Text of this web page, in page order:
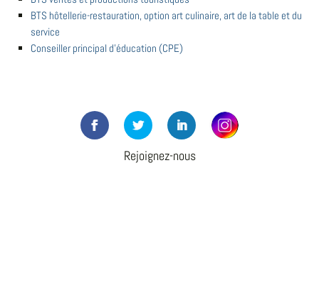
BTS hôtellerie-restauration, option art culinaire, art de la table et du
service
Conseiller principal d'éducation (CPE)
Rejoignez-nous